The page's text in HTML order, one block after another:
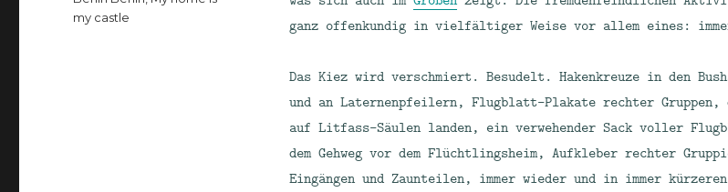
ganz offenkundig in vielfältiger Weise vor allem eines:
Das Kiez wird verschmiert. Besudelt. Hakenkreuze in den
und an Laternenpfeilern, Flugblatt-Plakate rechter Gruppen,
auf Litfass-Säulen landen, ein verwehender Sack voller
dem Gehweg vor dem Flüchtlingsheim, Aufkleber rechter
Eingängen und Zaunteilen, immer wieder und in immer kürzeren
my castle